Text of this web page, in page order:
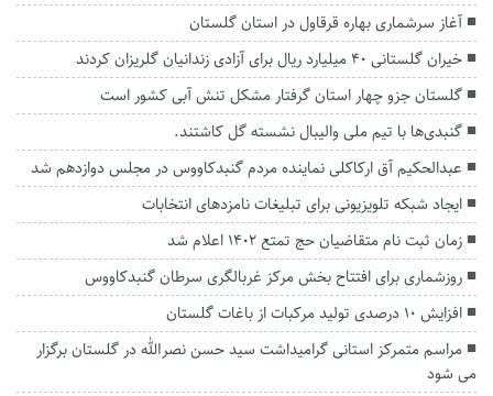
آغاز سرشماری بهاره قرقاول در استان گلستان
خیران گلستانی ۴۰ میلیارد ریال برای آزادی زندانیان گلریزان کردند
گلستان جزو چهار استان گرفتار مشکل تنش آبی کشور است
گنبدی‌ها با تیم ملی والیبال نشسته گل کاشتند.
عبدالحکیم آق ارکاکلی نماینده مردم گنبدکاووس در مجلس دوازدهم شد
ایجاد شبکه تلویزیونی برای تبلیغات نامزدهای انتخابات
زمان ثبت نام متقاضیان حج تمتع ۱۴۰۲ اعلام شد
روزشماری برای افتتاح بخش مرکز غربالگری سرطان گنبدکاووس
افزایش ۱۰ درصدی تولید مرکبات از باغات گلستان
مراسم متمرکز استانی گرامیداشت سید حسن نصرالله در گلستان برگزار
می شود